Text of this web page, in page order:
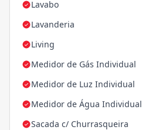
Lavabo
Lavanderia
Living
Medidor de Gás Individual
Medidor de Luz Individual
Medidor de Água Individual
Sacada c/ Churrasqueira